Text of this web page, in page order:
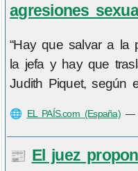
agresiones
“Hay que salvar a la
la jefa y hay que
Judith Piquet, según
🌐 EL PAÍS.com (España)
📰 El juez